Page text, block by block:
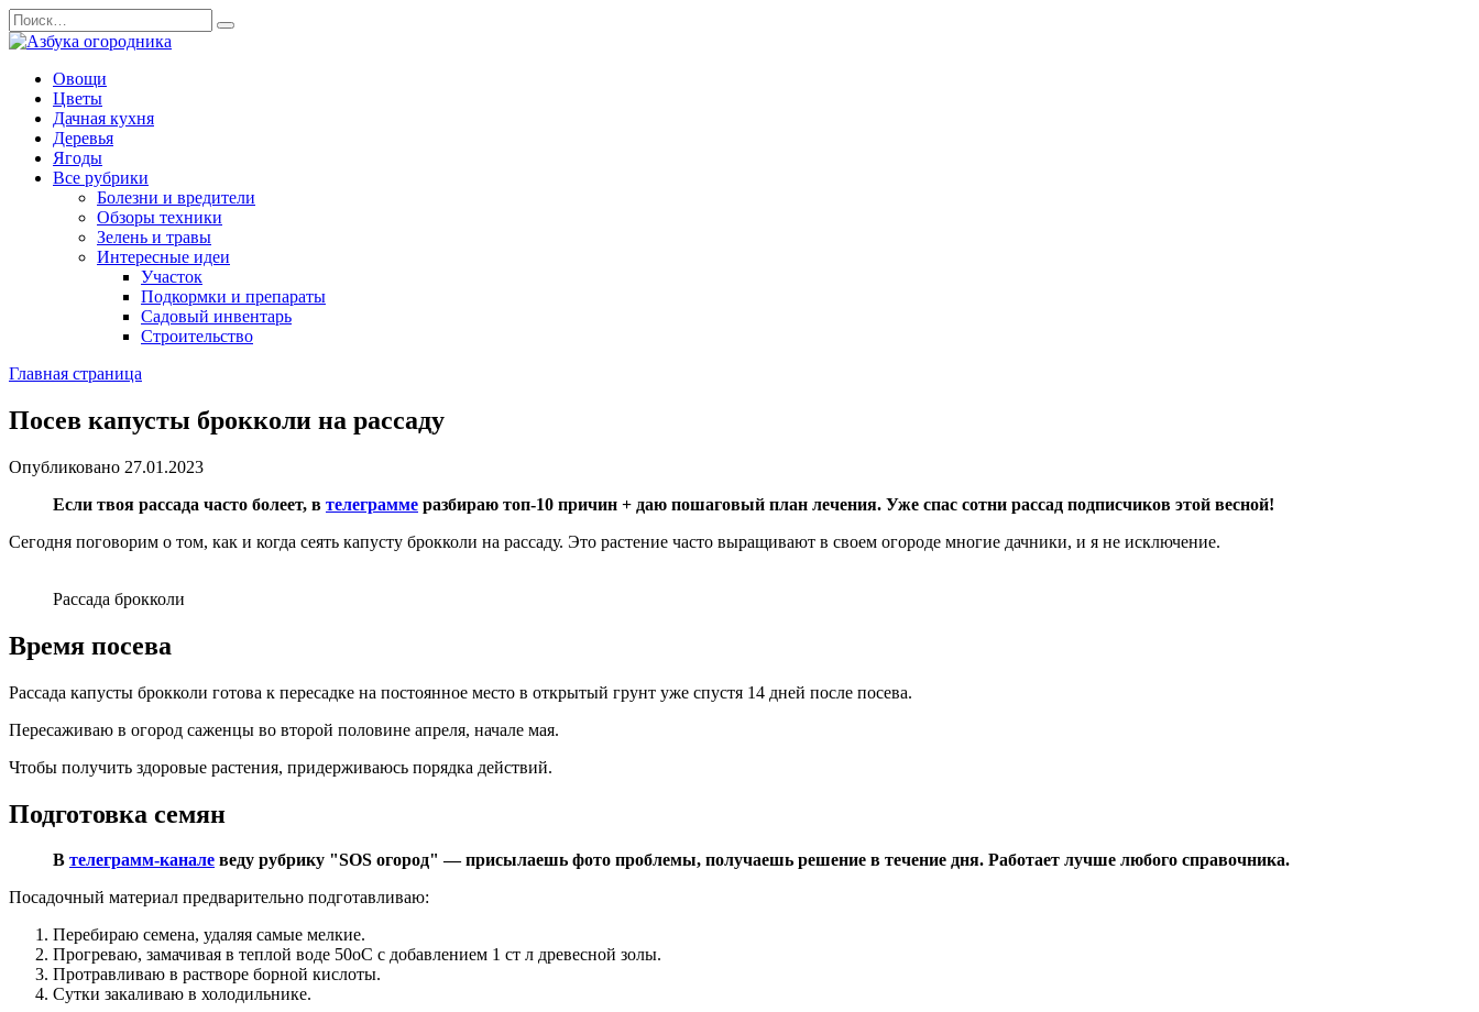
Перейти
к
содержанию
Search
for:
Овощи
Цветы
Дачная кухня
Деревья
Ягоды
Все рубрики
Болезни и вредители
Обзоры техники
Зелень и травы
Интересные идеи
Участок
Подкормки и препараты
Садовый инвентарь
Строительство
Главная страница
Посев капусты брокколи на рассаду
Опубликовано 27.01.2023
Если твоя рассада часто болеет, в телеграмме разбираю топ-10 причин + даю пошаговый план лечения. Уже спас сотни рассад подписчиков этой весной!
Сегодня поговорим о том, как и когда сеять капусту брокколи на рассаду. Это растение часто выращивают в своем огороде многие дачники, и я не исключение.
Рассада брокколи
Время посева
Рассада капусты брокколи готова к пересадке на постоянное место в открытый грунт уже спустя 14 дней после посева.
Пересаживаю в огород саженцы во второй половине апреля, начале мая.
Чтобы получить здоровые растения, придерживаюсь порядка действий.
Подготовка семян
В телеграмм-канале веду рубрику "SOS огород" — присылаешь фото проблемы, получаешь решение в течение дня. Работает лучше любого справочника.
Посадочный материал предварительно подготавливаю:
Перебираю семена, удаляя самые мелкие.
Прогреваю, замачивая в теплой воде 50оС с добавлением 1 ст л древесной золы.
Протравливаю в растворе борной кислоты.
Сутки закаливаю в холодильнике.